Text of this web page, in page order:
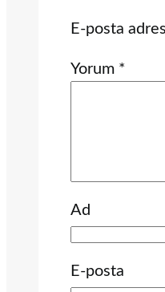
E-posta
Yorum *
Ad
E-posta